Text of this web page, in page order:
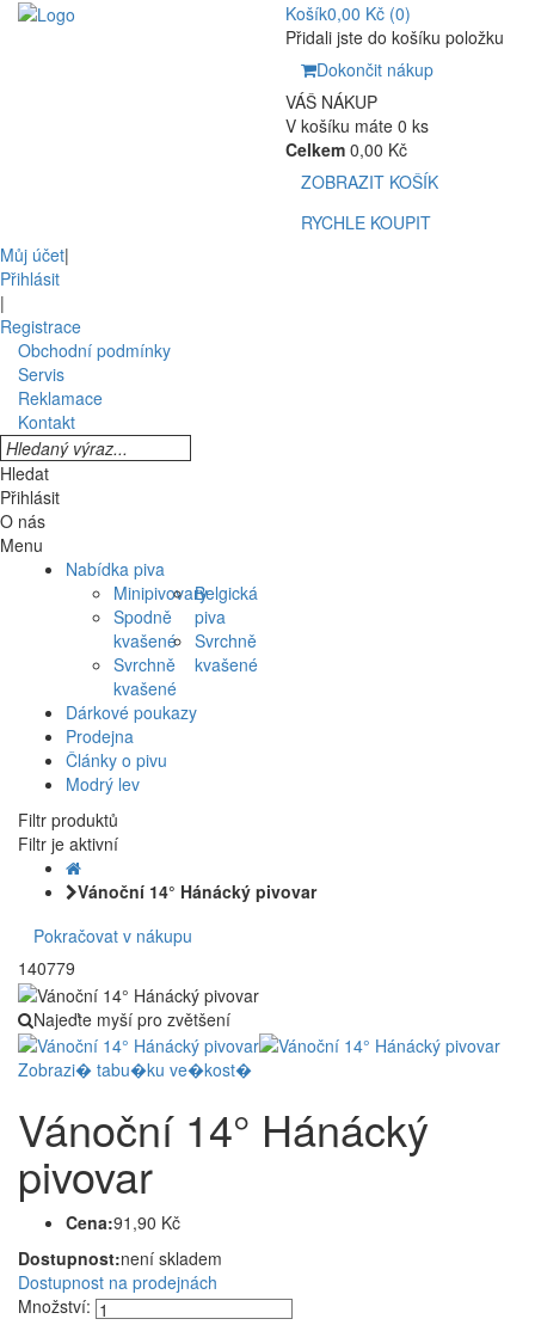
Košík0,00 Kč (0)
Přidali jste do košíku položku
Dokončit nákup
VÁŠ NÁKUP
V košíku máte 0 ks
Celkem 0,00 Kč
ZOBRAZIT KOŠÍK
RYCHLE KOUPIT
Můj účet|
Přihlásit
|
Registrace
Obchodní podmínky
Servis
Reklamace
Kontakt
Hledat
Přihlásit
O nás
Menu
Nabídka piva
Minipivovary
Spodně
kvašené
Svrchně
kvašené
Belgická
piva
Svrchně
kvašené
Dárkové poukazy
Prodejna
Články o pivu
Modrý lev
Filtr produktů
Filtr je aktivní
Vánoční 14° Hánácký pivovar
Pokračovat v nákupu
140779
Najeďte myší pro zvětšení
Zobrazi� tabu�ku ve�kost�
Vánoční 14° Hánácký
pivovar
Cena:91,90 Kč
Dostupnost:není skladem
Dostupnost na prodejnách
Množství: